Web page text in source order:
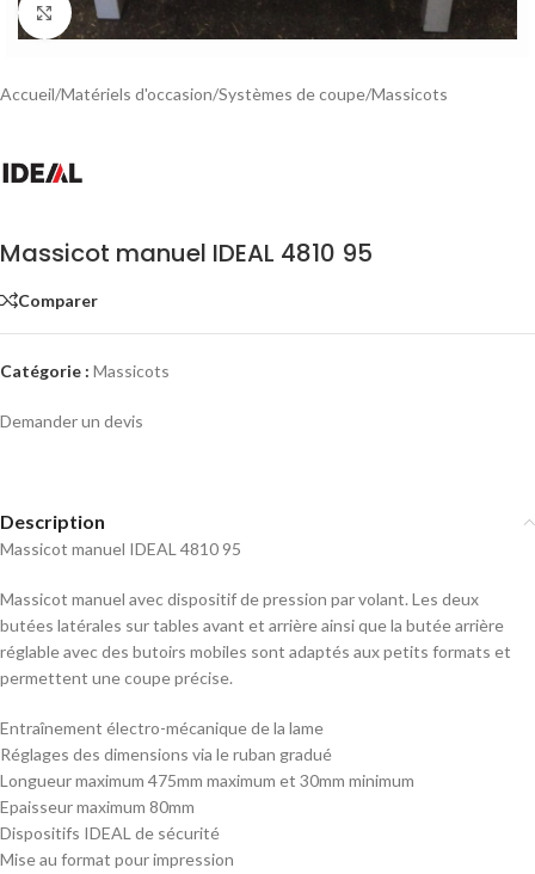
Click to enlarge
Accueil/Matériels d'occasion/Systèmes de coupe/Massicots
Massicot manuel IDEAL 4810 95
Comparer
Catégorie : Massicots
Demander un devis
Description
Massicot manuel IDEAL 4810 95
Massicot manuel avec dispositif de pression par volant. Les deux
butées latérales sur tables avant et arrière ainsi que la butée arrière
réglable avec des butoirs mobiles sont adaptés aux petits formats et
permettent une coupe précise.
Entraînement électro-mécanique de la lame
Réglages des dimensions via le ruban gradué
Longueur maximum 475mm maximum et 30mm minimum
Epaisseur maximum 80mm
Dispositifs IDEAL de sécurité
Mise au format pour impression